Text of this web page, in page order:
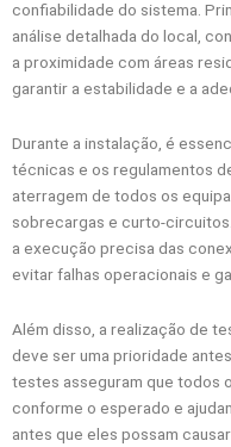
confiabilidade do sistema.
análise detalhada do local,
a proximidade com áreas
garantir a estabilidade e a
Durante a instalação, é
técnicas e os regulamentos
aterragem de todos os
sobrecargas e curto-
a execução precisa das
evitar falhas operacionais e
Além disso, a realização de
deve ser uma prioridade
testes asseguram que todos
conforme o esperado e
antes que eles possam causar